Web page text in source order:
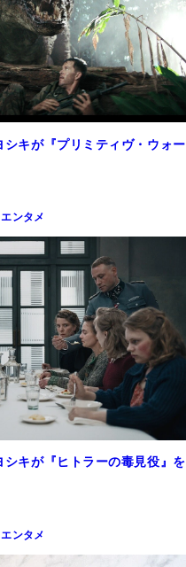
キが『プリミティヴ・ウォー
エンタメ
キが『ヒトラーの毒見役』を
エンタメ